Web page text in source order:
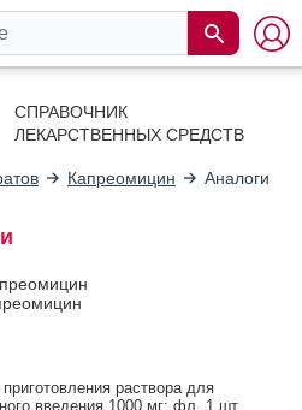
СПРАВОЧНИК
ЛЕКАРСТВЕННЫХ СРЕДСТВ
Капреомицин Аналоги
раствора для
введения 1000 мг: фл. 1 шт.